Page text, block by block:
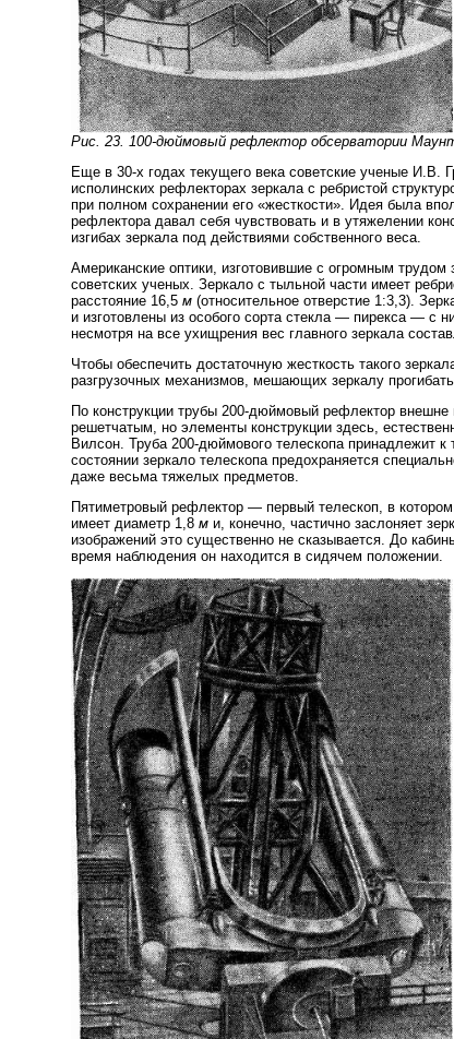
Рис. 23. 100-дюймовый рефлектор обсерватории
Еще в 30-х годах текущего века советские ученые
исполинских рефлекторах зеркала с ребристой
при полном сохранении его «жесткости». Идея была
рефлектора давал себя чувствовать и в утяжелении
изгибах зеркала под действиями собственного веса.
Американские оптики, изготовившие с огромным
советских ученых. Зеркало с тыльной части имеет
расстояние 16,5 м (относительное отверстие 1:3,3).
и изготовлены из особого сорта стекла — пирекса — с
несмотря на все ухищрения вес главного зеркала
Чтобы обеспечить достаточную жесткость такого
разгрузочных механизмов, мешающих зеркалу
По конструкции трубы 200-дюймовый рефлектор
решетчатым, но элементы конструкции здесь,
Вилсон. Труба 200-дюймового телескопа принадлежит
состоянии зеркало телескопа предохраняется
даже весьма тяжелых предметов.
Пятиметровый рефлектор — первый телескоп, в
имеет диаметр 1,8 м и, конечно, частично заслоняет
изображений это существенно не сказывается. До
время наблюдения он находится в сидячем положении.